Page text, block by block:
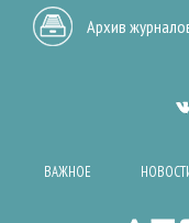
Архив
ВАЖНОЕ